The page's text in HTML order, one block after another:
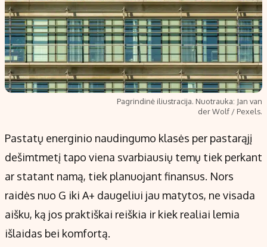
Infliacija
Migracija
Įdomios naujienos
Redakcija
Apie mus
Turinio žymėjimo taisyklės
Kontaktai
Regionų naujienos
Indėlių palūkanos
Pagrindinė iliustracija. Nuotrauka: Jan van
der Wolf / Pexels.
Pastatų energinio naudingumo klasės per pastarąjį
dešimtmetį tapo viena svarbiausių temų tiek perkant
ar statant namą, tiek planuojant finansus. Nors
raidės nuo G iki A+ daugeliui jau matytos, ne visada
aišku, ką jos praktiškai reiškia ir kiek realiai lemia
išlaidas bei komfortą.